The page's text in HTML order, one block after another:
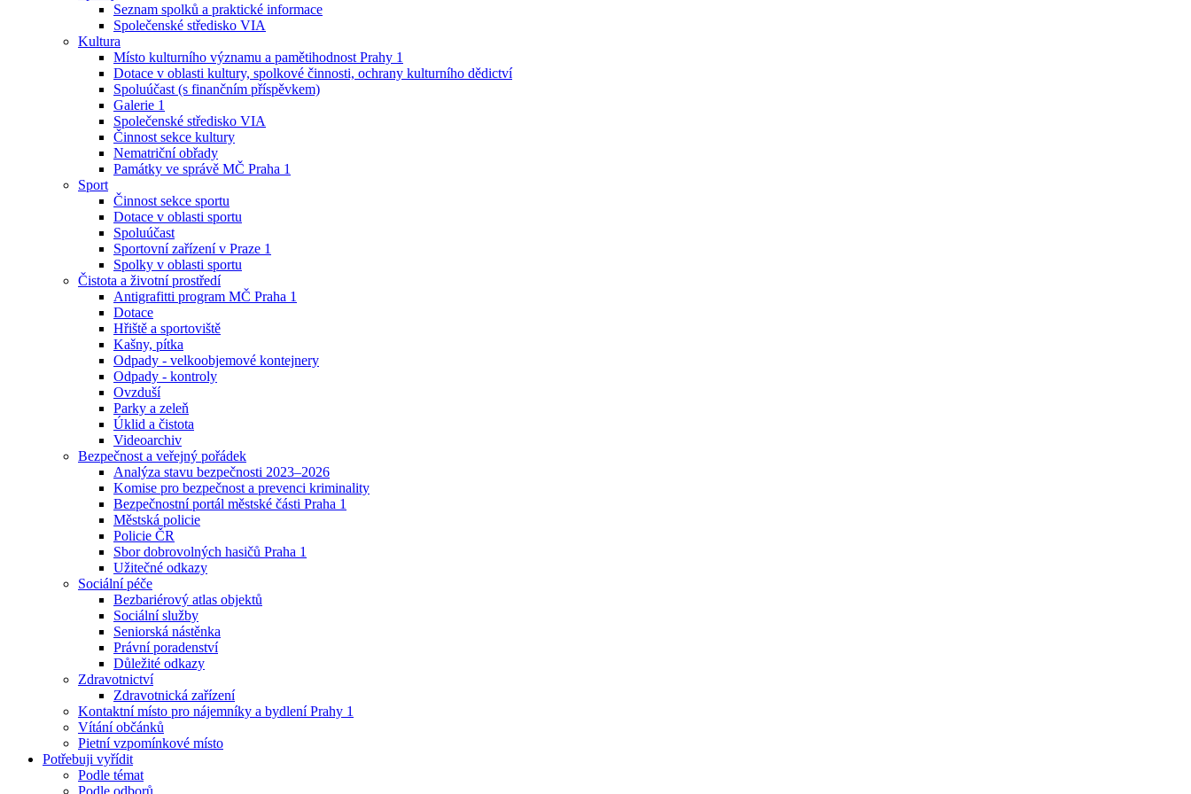
Seznam spolků a praktické informace
Společenské středisko VIA
Kultura
Místo kulturního významu a pamětihodnost Prahy 1
Dotace v oblasti kultury, spolkové činnosti, ochrany kulturního dědictví
Spoluúčast (s finančním příspěvkem)
Galerie 1
Společenské středisko VIA
Činnost sekce kultury
Nematriční obřady
Památky ve správě MČ Praha 1
Sport
Činnost sekce sportu
Dotace v oblasti sportu
Spoluúčast
Sportovní zařízení v Praze 1
Spolky v oblasti sportu
Čistota a životní prostředí
Antigrafitti program MČ Praha 1
Dotace
Hřiště a sportoviště
Kašny, pítka
Odpady - velkoobjemové kontejnery
Odpady - kontroly
Ovzduší
Parky a zeleň
Úklid a čistota
Videoarchiv
Bezpečnost a veřejný pořádek
Analýza stavu bezpečnosti 2023–2026
Komise pro bezpečnost a prevenci kriminality
Bezpečnostní portál městské části Praha 1
Městská policie
Policie ČR
Sbor dobrovolných hasičů Praha 1
Užitečné odkazy
Sociální péče
Bezbariérový atlas objektů
Sociální služby
Seniorská nástěnka
Právní poradenství
Důležité odkazy
Zdravotnictví
Zdravotnická zařízení
Kontaktní místo pro nájemníky a bydlení Prahy 1
Vítání občánků
Pietní vzpomínkové místo
Potřebuji vyřídit
Podle témat